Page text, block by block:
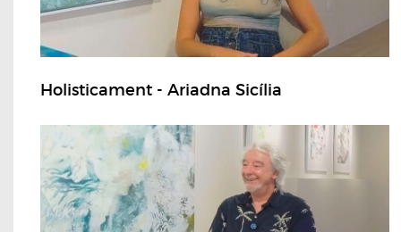
Holisticament - Ariadna Sicília